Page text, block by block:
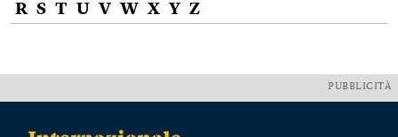
R S T U V W X Y Z
PUBBLICITÀ